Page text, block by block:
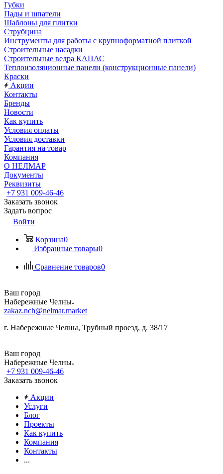
Губки
Пады и шпатели
Шаблоны для плитки
Струбцина
Инструменты для работы с крупноформатной плиткой
Строительные насадки
Строительные ведра КАПАС
Теплоизоляционные панели (конструкционные панели)
Краски
Акции
Контакты
Бренды
Новости
Как купить
Условия оплаты
Условия доставки
Гарантия на товар
Компания
О НЕЛМАР
Документы
Реквизиты
+7 931 009-46-46
Заказать звонок
Задать вопрос
Войти
Корзина0
Избранные товары0
Сравнение товаров0
Ваш город
Набережные Челны
zakaz.nch@nelmar.market
г. Набережные Челны, Трубный проезд, д. 38/17
Ваш город
Набережные Челны
+7 931 009-46-46
Заказать звонок
Акции
Услуги
Блог
Проекты
Как купить
Компания
Контакты
...